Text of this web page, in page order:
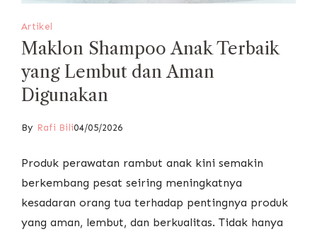
Artikel
Maklon Shampoo Anak Terbaik
yang Lembut dan Aman
Digunakan
By Rafi Bili04/05/2026
Produk perawatan rambut anak kini semakin
berkembang pesat seiring meningkatnya
kesadaran orang tua terhadap pentingnya produk
yang aman, lembut, dan berkualitas. Tidak hanya